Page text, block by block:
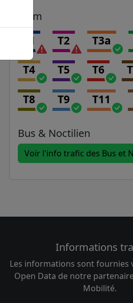
Tram
T1 T2 T3a
T4 T5 T6
T8 T9 T11
Bus & Noctilien
Voir l'info trafic des Bus et
Informations
Les informations sont fournies
Open Data de notre
Mobilité.